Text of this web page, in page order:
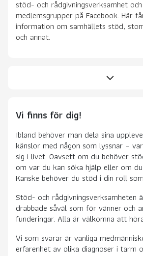
stöd- och rådgivningsverksamhet
medlemsgrupper på Facebook. Här
information om samhällets stöd,
och annat.
Vi finns för dig!
Ibland behöver man dela sina
känslor med någon som lyssnar –
sig i livet. Oavsett om du behöver
om var du kan söka hjälp eller om
Kanske behöver du stöd i din roll
Stöd- och rådgivningsverksamheten
drabbade såväl som för vänner och
funderingar. Alla är välkomna att
Vi som svarar är vanliga
erfarenhet av olika diagnoser i tarm